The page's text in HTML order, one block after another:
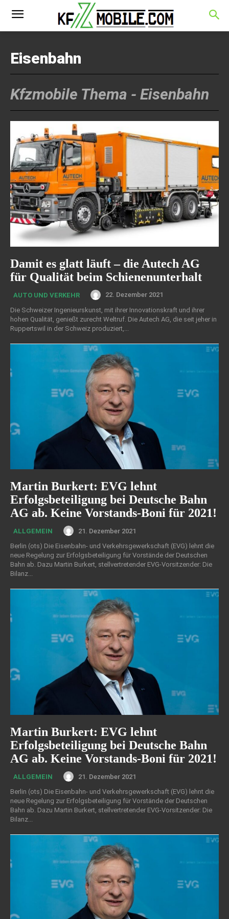
Eisenbahn
Kfzmobile Thema - Eisenbahn
Damit es glatt läuft – die Autech AG
für Qualität beim Schienenunterhalt
AUTO UND VERKEHR
22. Dezember 2021
Die Schweizer Ingenieurskunst, mit ihrer Innovationskraft und ihrer
hohen Qualität, genießt zurecht Weltruf. Die Autech AG, die seit jeher in
Ruppertswil in der Schweiz produziert,...
Martin Burkert: EVG lehnt
Erfolgsbeteiligung bei Deutsche Bahn
AG ab. Keine Vorstands-Boni für 2021!
ALLGEMEIN
21. Dezember 2021
Berlin (ots) Die Eisenbahn- und Verkehrsgewerkschaft (EVG) lehnt die
neue Regelung zur Erfolgsbeteiligung für Vorstände der Deutschen
Bahn ab. Dazu Martin Burkert, stellvertretender EVG-Vorsitzender: Die
Bilanz...
Martin Burkert: EVG lehnt
Erfolgsbeteiligung bei Deutsche Bahn
AG ab. Keine Vorstands-Boni für 2021!
ALLGEMEIN
21. Dezember 2021
Berlin (ots) Die Eisenbahn- und Verkehrsgewerkschaft (EVG) lehnt die
neue Regelung zur Erfolgsbeteiligung für Vorstände der Deutschen
Bahn ab. Dazu Martin Burkert, stellvertretender EVG-Vorsitzender: Die
Bilanz...